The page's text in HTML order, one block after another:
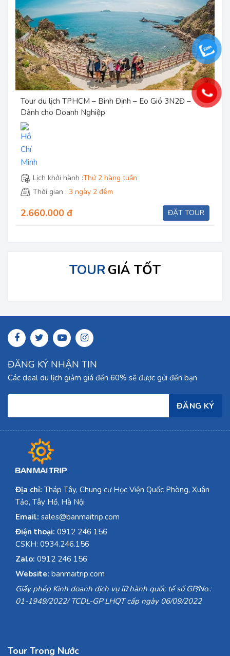
Tour thiền viện Tây Thiên – Đại bảo pháp Mandala 1
ngày
Lịch khởi hành :
Thời gian :
500.000 đ
TOUR GIÁ TỐT
ĐĂNG KÝ NHẬN TIN
Các deal du lịch giảm giá đến 60% sẽ được gửi đến bạn
Địa chỉ: Tháp Tây, Chung cư Học Viện Quốc Phòng, Xuân
Tảo, Tây Hồ, Hà Nội
Email: sales@banmaitrip.com
Điện thoại: 0912 246 156
CSKH: 0934.246.156
Zalo: 0912 246 156
Website: banmaitrip.com
Giấy phép Kinh doanh dịch vụ lữ hành quốc tế số GP/No.:
01-1949/2022/ TCDL-GP LHQT cấp ngày 06/09/2022
Tour Trong Nước